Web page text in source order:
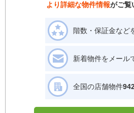
より詳細な物件情報がご覧
階数・保証金など
新着物件をメール
全国の店舗物件